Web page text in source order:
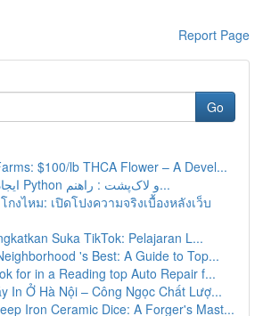
Report Page
Go
$100/lb THCA Flower – A Devel...
ایجاد بازی مار با Python و لاک‌پشت : راهنم...
กงไหม: เปิดโปงความจริงเบื้องหลังเว็บ
Suka TikTok: Pelajaran L...
's Best: A Guide to Top...
for in a Reading top Auto Repair f...
In Ở Hà Nội – Công Ngọc Chất Lượ...
Iron Ceramic Dice: A Forger's Mast...